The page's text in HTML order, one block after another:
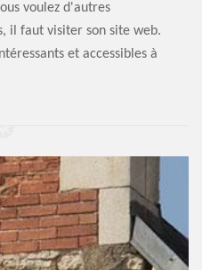
voulez d'autres
il faut visiter son site web.
et accessibles à